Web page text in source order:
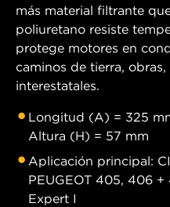
más material filtrante
poliuretano resiste
protege motores en
caminos de tierra,
interestatales.
Longitud (A) = 325
Altura (H) = 57 mm
Aplicación principal:
PEUGEOT 405, 406
Expert I